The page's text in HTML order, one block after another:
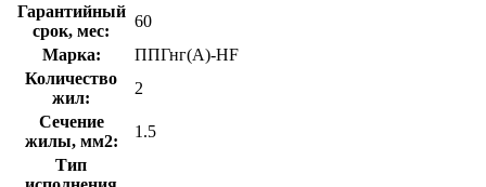
Гарантийный
срок, мес:
60
Марка:
ППГнг(A)-HF
Количество
жил:
2
Сечение
жилы, мм2:
1.5
Тип